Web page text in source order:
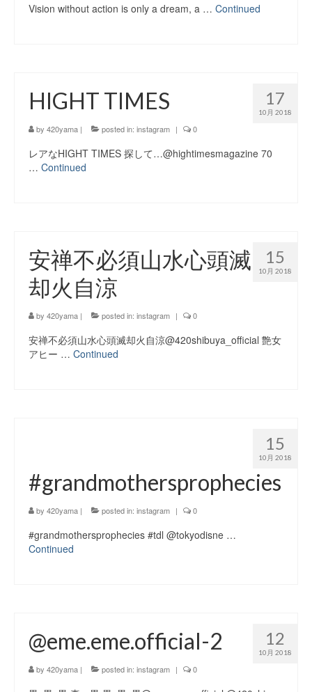
Vision without action is only a dream, a … Continued
17
10月 2018
HIGHT TIMES
by 420yama | posted in: instagram | 0
レアなHIGHT TIMES 探して…@hightimesmagazine 70
… Continued
15
10月 2018
安禅不必須山水心頭滅
却火自涼
by 420yama | posted in: instagram | 0
安禅不必須山水心頭滅却火自涼@420shibuya_official 艶女
アヒー … Continued
15
10月 2018
#grandmothersprophecies
by 420yama | posted in: instagram | 0
#grandmothersprophecies #tdl @tokyodisne …
Continued
12
10月 2018
@eme.eme.official-2
by 420yama | posted in: instagram | 0